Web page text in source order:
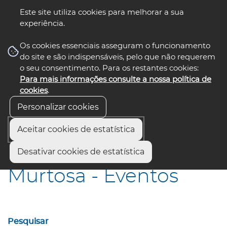
Este site utiliza cookies para melhorar a sua
experiência.
Os cookies essenciais asseguram o funcionamento
do site e são indispensáveis, pelo que não requerem
o seu consentimento. Para os restantes cookies:
Para mais informações consulte a nossa política de
cookies.
Personalizar cookies
Aceitar cookies de estatística
Desativar cookies de estatística
nos select language
Início Murtosa - Eventos
Murtosa - Eventos
Pesquisar